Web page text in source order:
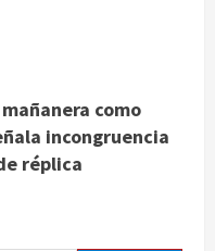
como
incongruencia
réplica
controles
años Sydney Towle,
documentó su lucha